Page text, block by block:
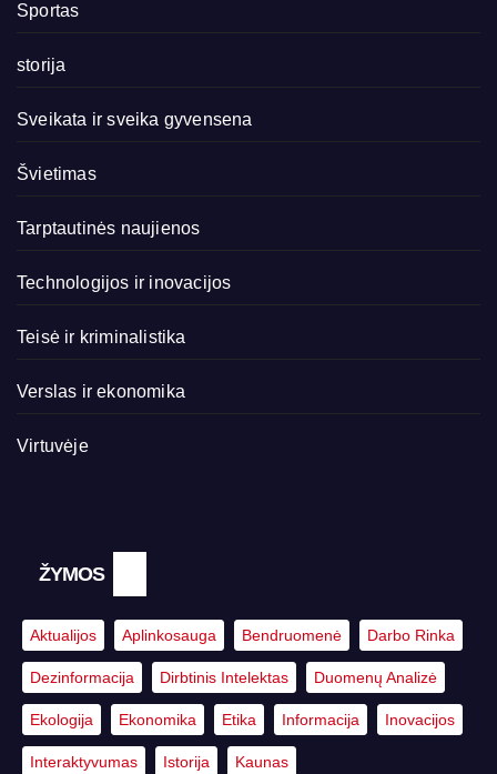
Sportas
storija
Sveikata ir sveika gyvensena
Švietimas
Tarptautinės naujienos
Technologijos ir inovacijos
Teisė ir kriminalistika
Verslas ir ekonomika
Virtuvėje
ŽYMOS
Aktualijos Aplinkosauga Bendruomenė Darbo Rinka
Dezinformacija Dirbtinis Intelektas Duomenų Analizė
Ekologija Ekonomika Etika Informacija Inovacijos
Interaktyvumas Istorija Kaunas